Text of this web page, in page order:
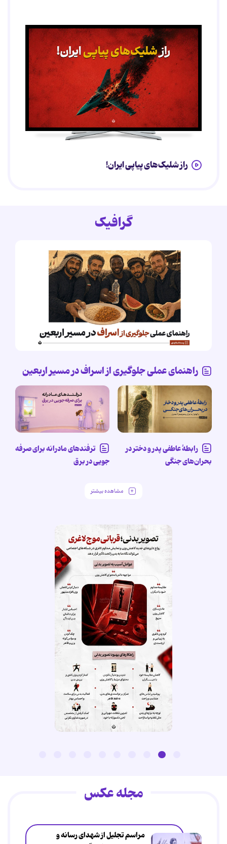
راز شلیک‌های پیاپی ایران!
گرافیک
راهنمای عملی جلوگیری از اسراف در مسیر اربعین
رابطۀ عاطفی پدر و دختر در
بحران‌های جنگی
ترفندهای مادرانه برای صرفه
جویی در برق
مشاهده بیشتر
مجله عکس
مراسم تجلیل از شهدای رسانه و